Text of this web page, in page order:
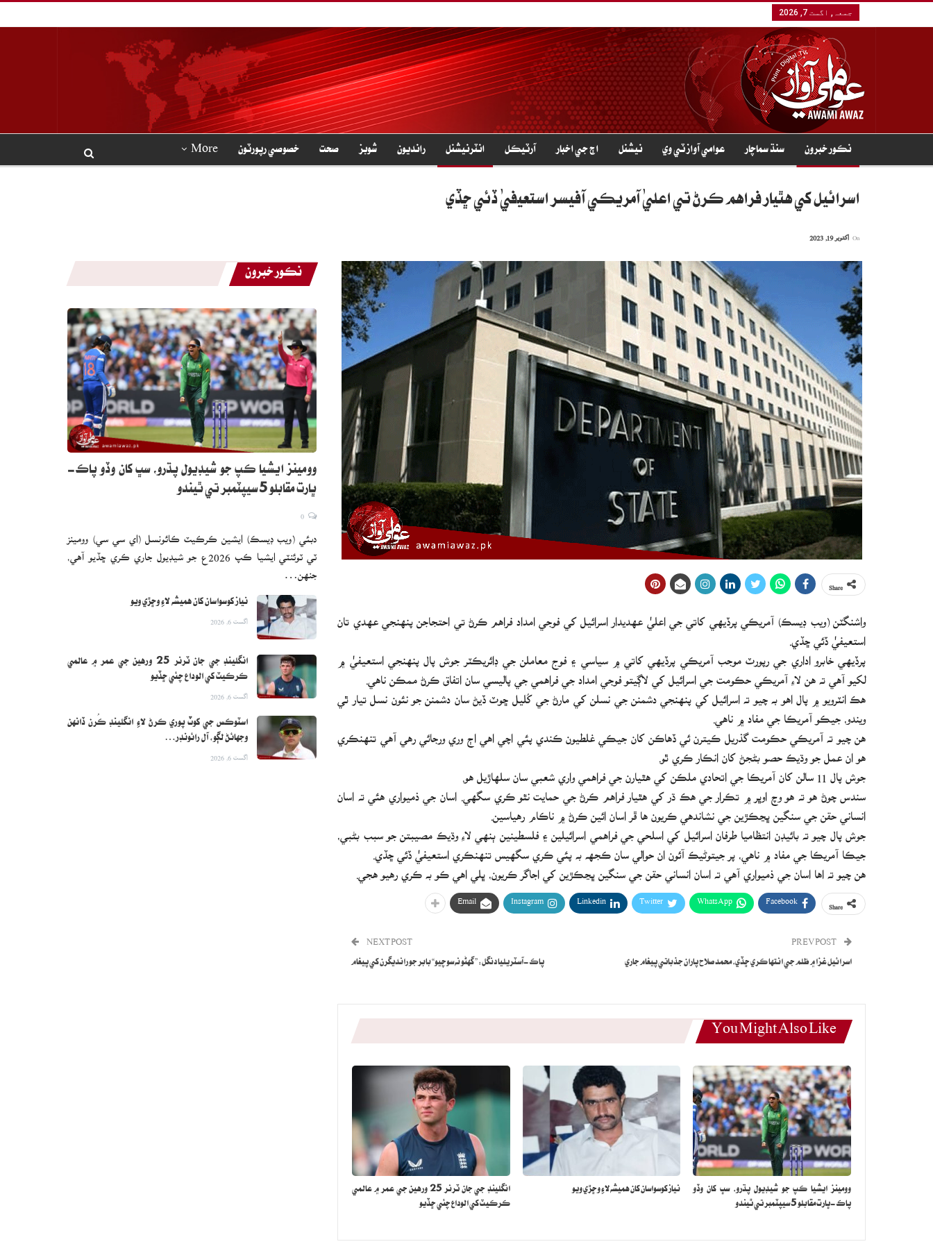
جمعہ, اگست 7, 2026
نڪور خبرون سنڌ سماچار عوامي آواز ٽي وي نيشنل اڄ جي اخبار آرٽيڪل انٽرنيشنل رانديون شوبز صحت خصوصي رپورٽون More
اسرائيل کي هٿيار فراهم ڪرڻ تي اعليٰ آمريڪي آفيسر استعيفيٰ ڏئي ڇڏي
اکتوبر 19, 2023
واشنگٽن (ويب ڊيسڪ) آمريڪي پرڏيهي کاتي جي اعليٰ عهديدار اسرائيل کي فوجي امداد فراهم ڪرڻ تي احتجاجن پنهنجي عهدي تان
استعيفيٰ ڏئي ڇڏي.
پرڏيهي خابرو اداري جي رپورٽ موجب آمريڪي پرڏيهي کاتي ۾ سياسي ۽ فوج معاملن جي ڊائريڪٽر جوش پال پنهنجي استعيفيٰ ۾
لکيو آهي ته هن لاءِ آمريڪي حڪومت جي اسرائيل کي لاڳيتو فوجي امداد جي فراهمي جي پاليسي سان اتفاق ڪرڻ ممڪن ناهي.
هڪ انٽرويو ۾ پال اهو به چيو ته اسرائيل کي پنهنجي دشمنن جي نسلن کي مارڻ جي کُليل ڇوٽ ڏيڻ سان دشمنن جو نئون نسل تيار ٿي
ويندو، جيڪو آمريڪا جي مفاد ۾ ناهي.
هن چيو ته آمريڪي حڪومت گذريل ڪيترن ئي ڏهاڪن کان جيڪي غلطيون ڪندي پئي اچي اهي اڄ وري ورجائي رهي آهي تنهنڪري
هو ان عمل جو وڌيڪ حصو بڻجڻ کان انڪار ڪري ٿو.
جوش پال 11 سالن کان آمريڪا جي اتحادي ملڪن کي هٿيارن جي فراهمي واري شعبي سان سلهاڙيل هو.
سندس چوڻ هو ته هو وچ اوڀر ۾ تڪرار جي هڪ ڌر کي هٿيار فراهم ڪرڻ جي حمايت نٿو ڪري سگھي. اسان جي ذميواري هئي ته اسان
انساني حقن جي سنگين ڀڃڪڙين جي نشاندهي ڪريون ها ڦر اسان ائين ڪرڻ ۾ ناڪام رهياسين.
جوش پال چيو ته بائيڊن انتظاميا طرفان اسرائيل کي اسلحي جي فراهمي اسرائيلين ۽ فلسطينين ٻنهي لاءِ وڌيڪ مصيبتن جو سبب بڻبي،
جيڪا آمريڪا جي مفاد ۾ ناهي، پر جيتوڻيڪ آئون ان حوالي سان ڪجهه به پئي ڪري سگھيس تنهنڪري استعيفيٰ ڏئي ڇڏي.
هن چيو ته اها اسان جي ذميواري آهي ته اسان انساني حقن جي سنگين ڀڃڪڙين کي اجاگر ڪريون، ڀلي اهي ڪو به ڪري رهيو هجي.
Facebook
WhatsApp
Twitter
Linkedin
Instagram
Email
اسرائيل غزا ۾ ظلم جي انتها ڪري ڇڏي، محمد صلاح پاران جذباتي پيغام جاري
NEXT POST
پاڪ-آسٽريليا دنگل: ” گهڻو نه سوچيو“ بابر جو رانديگرن کي پيغام
You Might Also Like
وومينز ايشيا ڪپ جو شيڊيول پڌرو، سڀ کان وڏو
پاڪ-ڀارت مقابلو 5 سيپٽمبر تي ٿيندو
نياز کوسواسان کان هميشه لاءِ وڇڙي ويو
انگلينڊ جي جان ٽرنر 25 ورهين جي عمر ۾ عالمي
ڪرڪيٽ کي الوداع چئي ڇڏيو
نڪور خبرون
وومينز ايشيا ڪپ جو شيڊيول پڌرو، سڀ کان وڏو پاڪ-
ڀارت مقابلو 5 سيپٽمبر تي ٿيندو
دبئي (ويب ڊيسڪ) ايشين ڪرڪيٽ ڪائونسل (اي سي سي) وومينز
ٽي ٽوئنٽي ايشيا ڪپ 2026ع جو شيڊيول جاري ڪري ڇڏيو آهي،
نياز کوسواسان کان هميشه لاءِ وڇڙي ويو
اگست 6, 2026
انگلينڊ جي جان ٽرنر 25 ورهين جي عمر ۾ عالمي
ڪرڪيٽ کي الوداع چئي ڇڏيو
اگست 6, 2026
اسٽوڪس جي کوٽ پوري ڪرڻ لاءِ انگلينڊ ڪُرن ڏانهن
وجهائڻ لڳو، آل رائونڊر…
اگست 6, 2026